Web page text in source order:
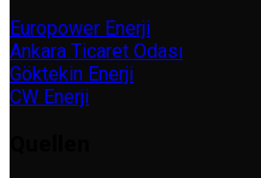
Europower Enerji
Ankara Ticaret Odası
Göktekin Enerji
CW Enerji